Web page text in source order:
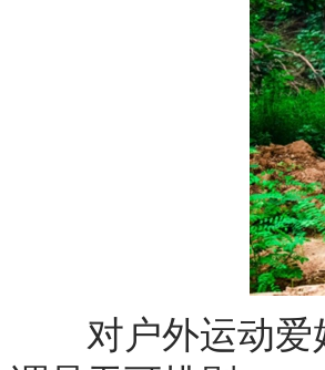
对户外运动爱好